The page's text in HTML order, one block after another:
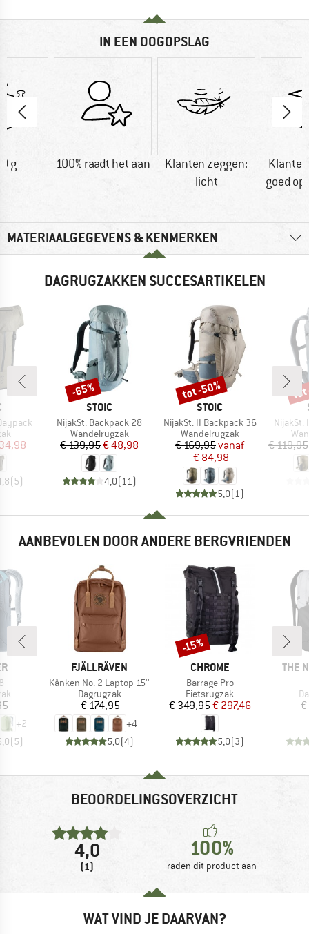
IN EEN OOGOPSLAG
g 100% raadt het aan
Klanten zeggen:
licht
goed op
MATERIAALGEGEVENS & KENMERKEN
DAGRUGZAKKEN SUCCESARTIKELEN
prijs
(5)
MERK
STOIC
Artikel
NijakSt. Backpack 28
Productgroep
Wandelrugzak
Prijs
€ 139,95Verlaagde prijs
€ 48,98
4,0(11 )
Korting
-65%
MERK
STOIC
Artikel
NijakSt. II Backpack 36
Productgroep
Wandelrugzak
Prijs
€ 169,95Verlaagde prijs
vanaf
€ 84,98
5,0(1 )
Korting
tot -50%
Artikel
NijakSt.
€ 119,95
AANBEVOLEN DOOR ANDERE BERGVRIENDEN
+2
(5)
MERK
FJÄLLRÄVEN
Artikel
Kånken No. 2 Laptop 15''
Productgroep
Dagrugzak
Prijs
€ 174,95
+4
5,0(4)
MERK
CHROME
Artikel
Barrage Pro
Productgroep
Fietsrugzak
Prijs
€ 349,95Verlaagde prijs
€ 297,46
5,0(3)
Korting
-15%
MERK
THE
€
BEOORDELINGSOVERZICHT
4,0
(1)
100%
raden dit product aan
WAT VIND JE DAARVAN?